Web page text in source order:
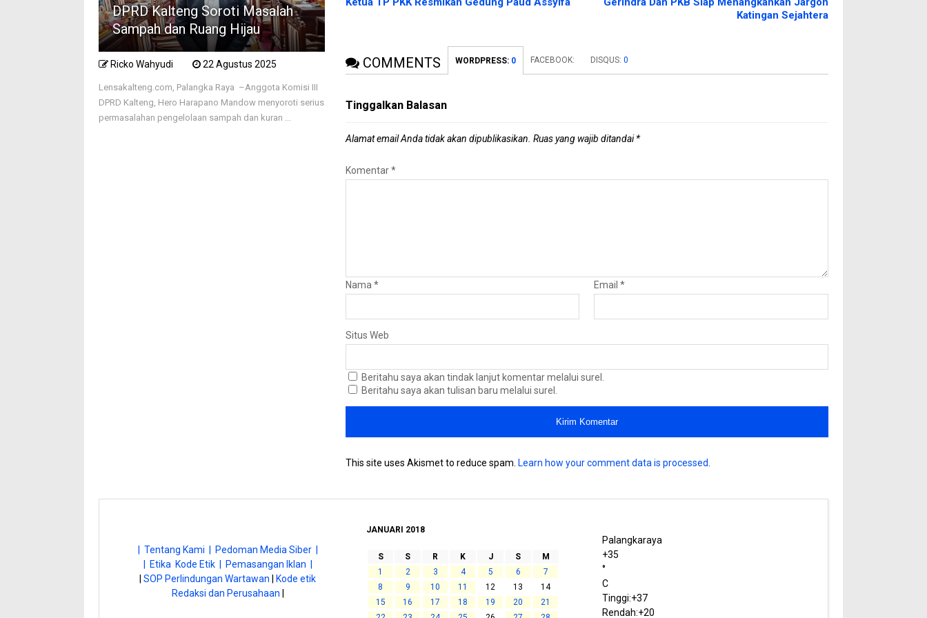
Katingan Sejahtera
COMMENTS WORDPRESS: 0 FACEBOOK: DISQUS:0
Tinggalkan Balasan
Alamat email Anda tidak akan dipublikasikan. Ruas yang wajib ditandai*
Komentar*
Nama* Email*
Situs Web
Beritahu saya akan tindak lanjut komentar melalui surel.
Beritahu saya akan tulisan baru melalui surel.
This site uses Akismet to reduce spam. Learn how your comment data is processed
DPRD Kalteng Soroti Masalah
Sampah dan Ruang Hijau
Ricko Wahyudi 22 Agustus 2025
Lensakalteng.com, Palangka Raya –Anggota Komisi III
DPRD Kalteng, Hero Harapano Mandow menyoroti serius
permasalahan pengelolaan sampah dan kuran ...
| Tentang Kami |
Pedoman Media Siber |
| Etika Kode Etik |
Pemasangan Iklan |
|SOP Perlindungan Wartawan
Kode etik
Redaksi dan Perusahaan
JANUARI 2018
S S R K J S
M
1
2 3 4 5 6
7
8
9 10 11 12 13
14
15
16 17 18 19 20
21
Palangkaraya
+35
°
C
Tinggi:+37
Rendah:+20